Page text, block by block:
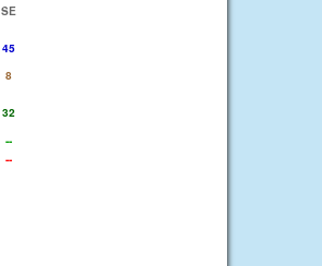
SE
45
8
32
--
--